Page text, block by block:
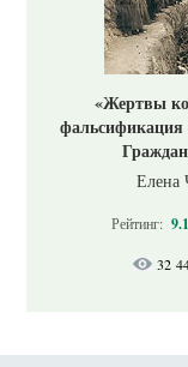
«Жертвы
Елена
Рейтинг: 9.1
32